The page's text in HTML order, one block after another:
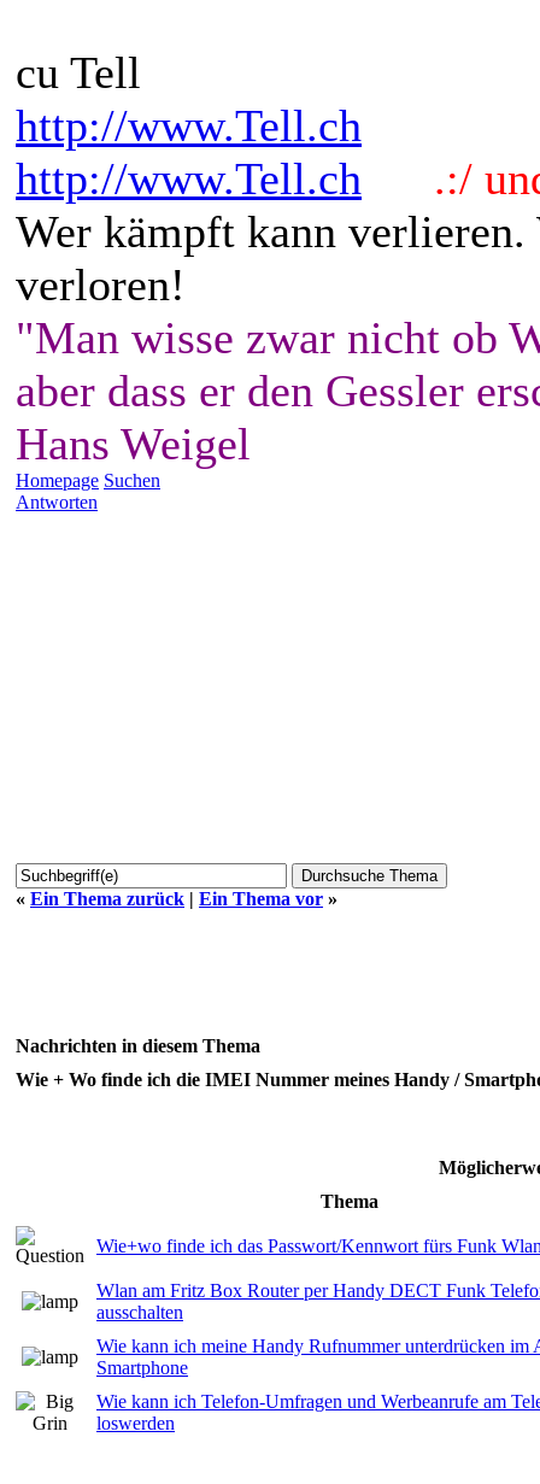
cu Tell
http://www.Tell.ch
http://www.Tell.ch
.:/
Wer kämpft kann
verloren!
"Man wisse zwar nicht ob
aber dass er den Gessler
Hans Weigel
Homepage Suchen
Antworten
« Ein Thema zurück | Ein Thema vor »
Nachrichten in diesem Thema
Wie + Wo finde ich die IMEI Nummer meines Handy /
Thema
Wie+wo finde ich das Passwort/Kennwort fürs Funk
Wlan am Fritz Box Router per Handy DECT Funk
ausschalten
Wie kann ich meine Handy Rufnummer unterdrücken im
Smartphone
Wie kann ich Telefon-Umfragen und Werbeanrufe am
loswerden